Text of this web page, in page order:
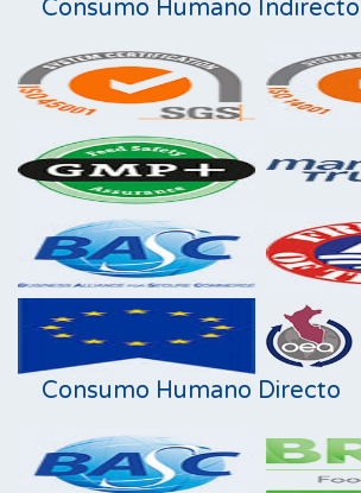
Consumo Humano Indirecto
Consumo Humano Directo